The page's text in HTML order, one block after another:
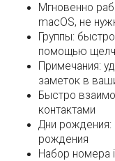
Мгновенно
macOS, не
Группы:
помощью
Примечания:
заметок в
Быстро
контактами
Дни рождения:
рождения
Набор номера